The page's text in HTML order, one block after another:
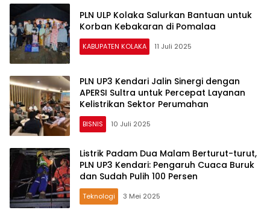
PLN ULP Kolaka Salurkan Bantuan untuk
Korban Kebakaran di Pomalaa
KABUPATEN KOLAKA 11 Juli 2025
PLN UP3 Kendari Jalin Sinergi dengan
APERSI Sultra untuk Percepat Layanan
Kelistrikan Sektor Perumahan
BISNIS 10 Juli 2025
Listrik Padam Dua Malam Berturut-turut,
PLN UP3 Kendari: Pengaruh Cuaca Buruk
dan Sudah Pulih 100 Persen
Teknologi 3 Mei 2025